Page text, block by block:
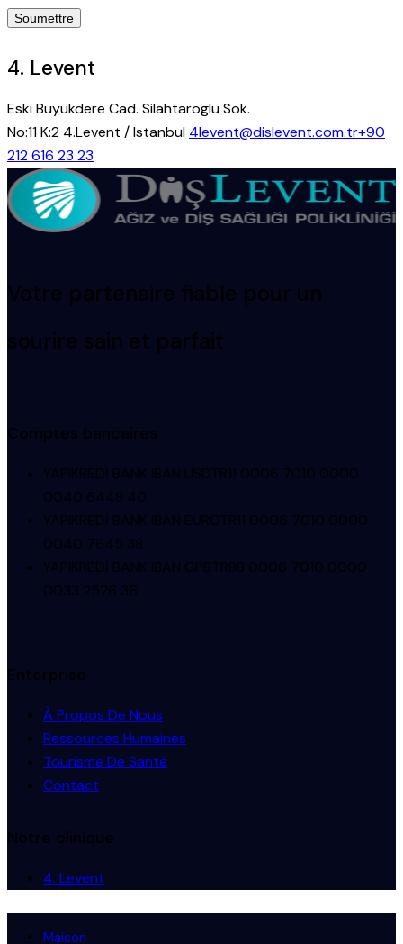
4. Levent
Eski Buyukdere Cad. Silahtaroglu Sok.
No:11 K:2 4.Levent / Istanbul 4levent@dislevent.com.tr+90
212 616 23 23
Votre partenaire fiable pour un
sourire sain et parfait
Comptes bancaires
YAPIKREDİ BANK IBAN USDTR11 0006 7010 0000
0040 6448 40
YAPIKREDİ BANK IBAN EUROTR11 0006 7010 0000
0040 7645 38
YAPIKREDİ BANK IBAN GPBTR88 0006 7010 0000
0033 2526 36
Enterprise
À Propos De Nous
Ressources Humaines
Tourisme De Santé
Contact
Notre clinique
4. Levent
Maison